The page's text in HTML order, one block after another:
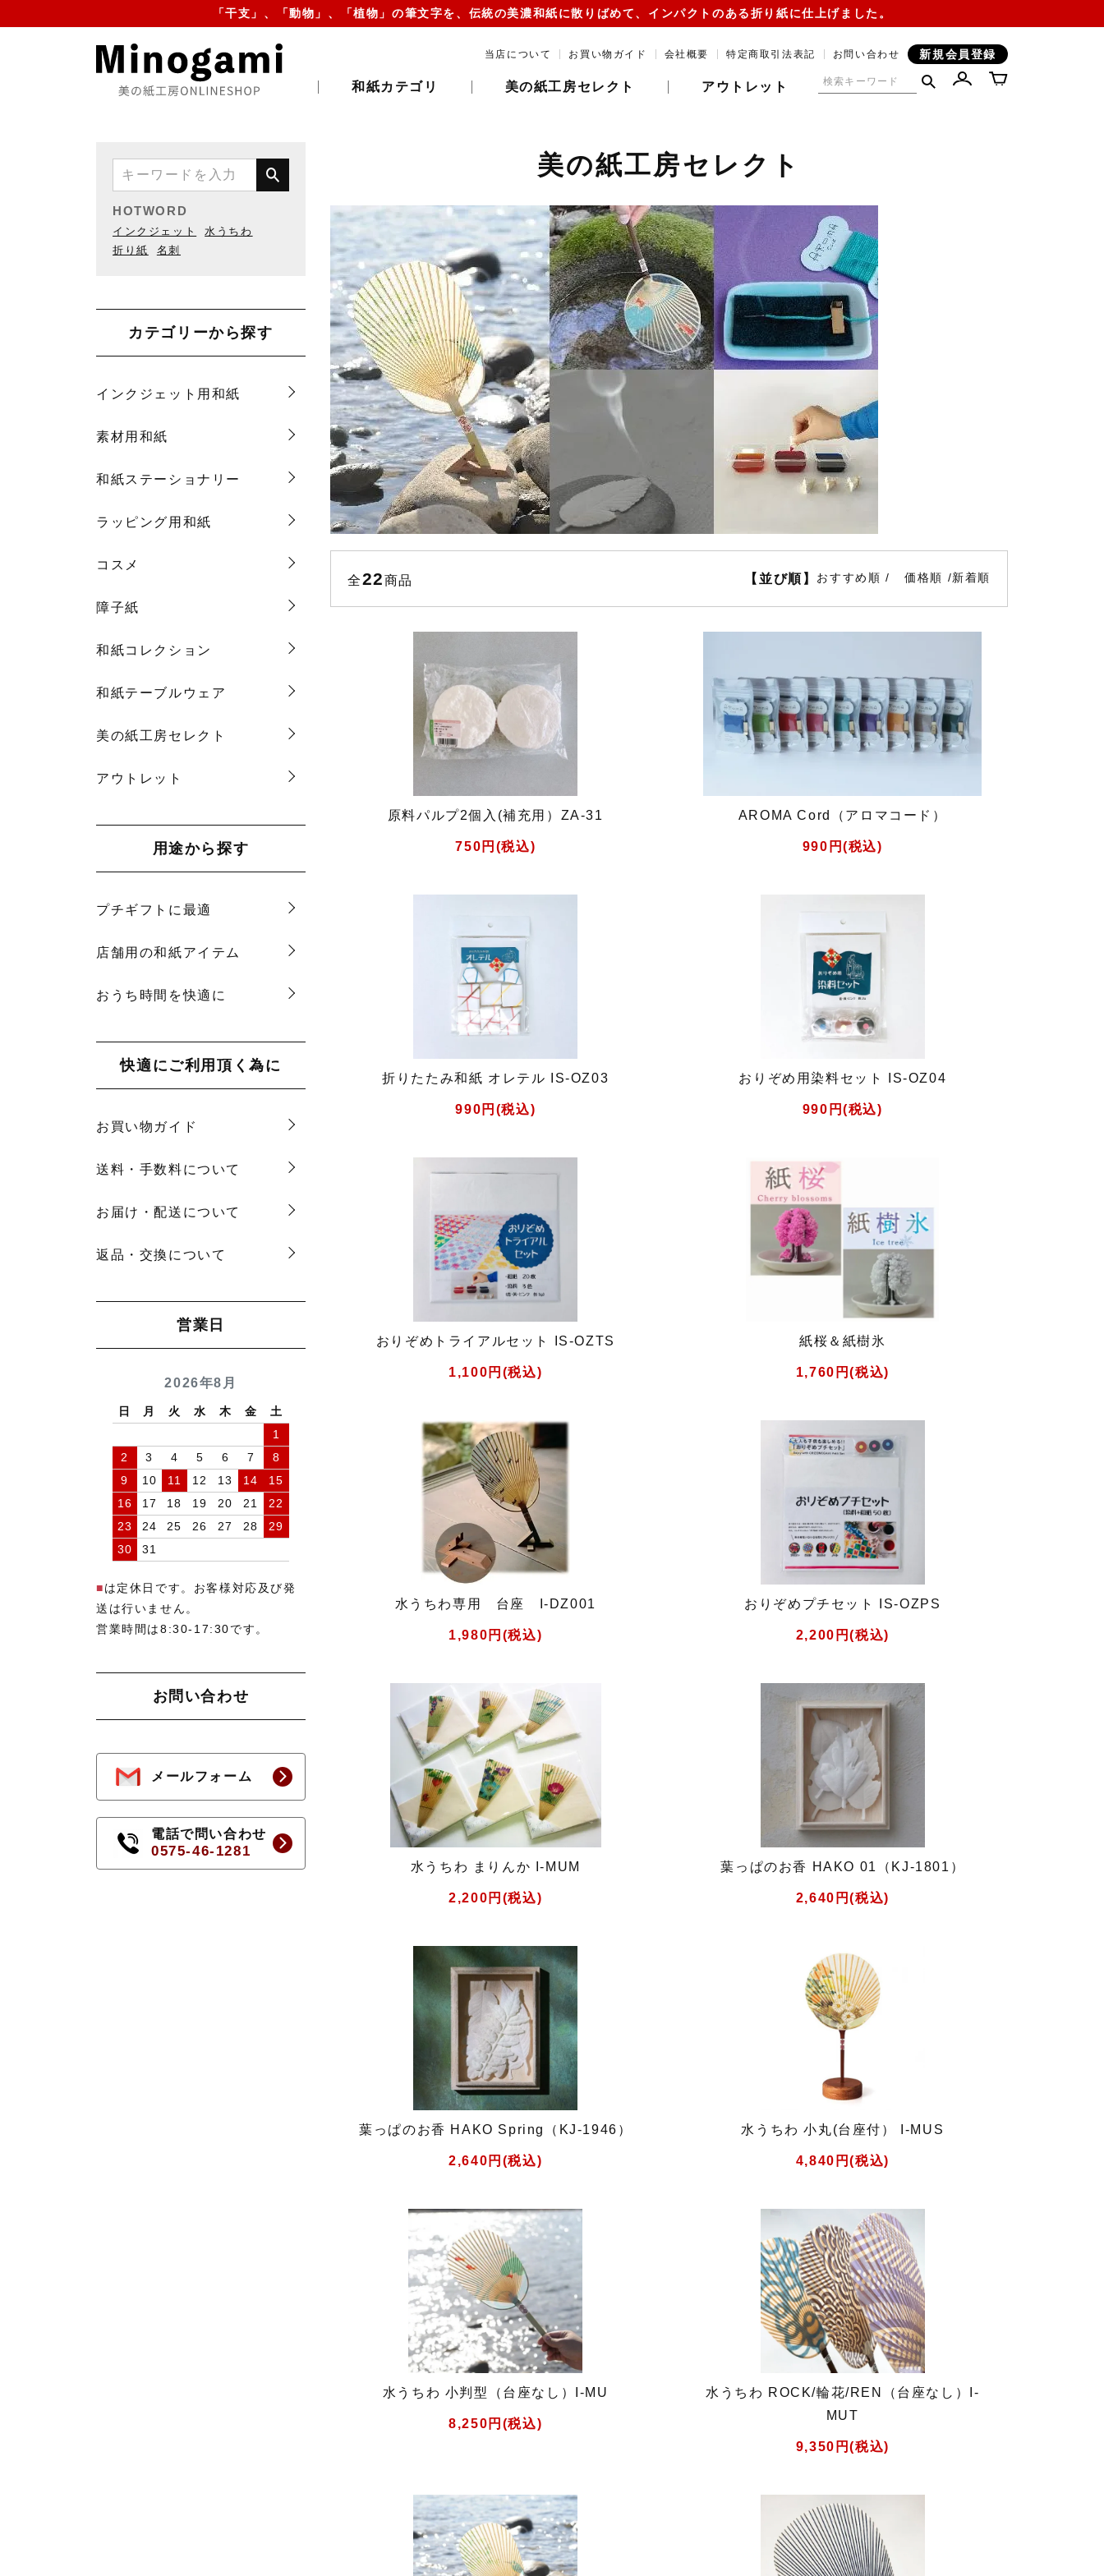
「干支」、「動物」、「植物」の筆文字を、伝統の美濃和紙に散りばめて、インパクトのある折り紙に仕上げました。
当店について お買い物ガイド 会社概要 特定商取引法表記 お問い合わせ 新規会員登録
和紙カテゴリ 美の紙工房セレクト アウトレット
HOTWORD
インクジェット
水うちわ
折り紙
名刺
カテゴリーから探す
インクジェット用和紙
素材用和紙
和紙ステーショナリー
ラッピング用和紙
コスメ
障子紙
和紙コレクション
和紙テーブルウェア
美の紙工房セレクト
アウトレット
用途から探す
プチギフトに最適
店舗用の和紙アイテム
おうち時間を快適に
快適にご利用頂く為に
お買い物ガイド
送料・手数料について
お届け・配送について
返品・交換について
営業日
2026年8月
日 月 火 水 木 金
土
1
2
3 4 5 6 7
8
9
10 11 12 13 14
15
16
17 18 19 20 21
22
23
24 25 26 27 28
29
30
31
■は定休日です。お客様対応及び発
送は行いません。
営業時間は8:30-17:30です。
お問い合わせ
メールフォーム
電話で問い合わせ
0575-46-1281
美の紙工房セレクト
全22商品 【並び順】 おすすめ順 価格順 新着順
原料パルプ2個入(補充用）ZA-31
750円(税込)
AROMA Cord（アロマコード）
990円(税込)
折りたたみ和紙 オレテル IS-OZ03
990円(税込)
おりぞめ用染料セット IS-OZ04
990円(税込)
おりぞめトライアルセット IS-OZTS
1,100円(税込)
紙桜＆紙樹氷
1,760円(税込)
水うちわ専用 台座 I-DZ001
1,980円(税込)
おりぞめプチセット IS-OZPS
2,200円(税込)
水うちわ まりんか I-MUM
2,200円(税込)
葉っぱのお香 HAKO 01（KJ-1801）
2,640円(税込)
葉っぱのお香 HAKO Spring（KJ-1946）
2,640円(税込)
水うちわ 小丸(台座付） I-MUS
4,840円(税込)
水うちわ 小判型（台座なし）I-MU
8,250円(税込)
水うちわ ROCK/輪花/REN（台座なし）I-
MUT
9,350円(税込)